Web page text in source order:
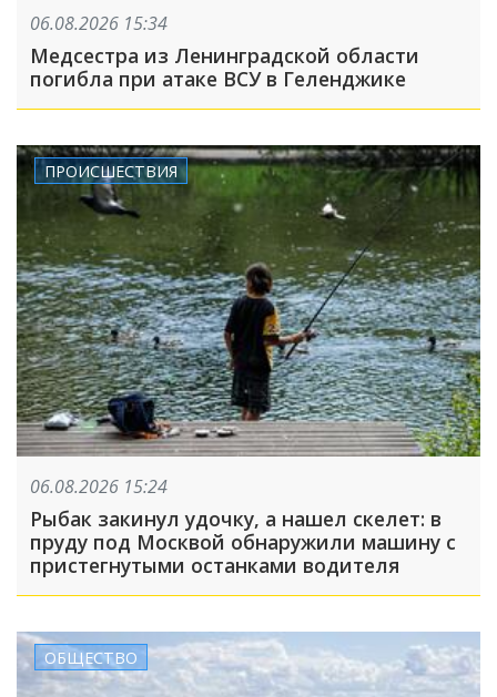
06.08.2026 15:34
Медсестра из Ленинградской области
погибла при атаке ВСУ в Геленджике
ПРОИСШЕСТВИЯ
06.08.2026 15:24
Рыбак закинул удочку, а нашел скелет: в
пруду под Москвой обнаружили машину с
пристегнутыми останками водителя
ОБЩЕСТВО